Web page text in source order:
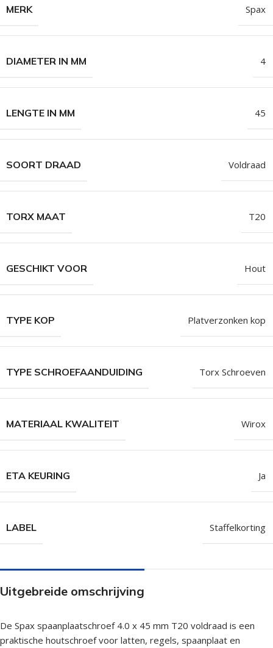
MERK Spax
DIAMETER IN MM 4
LENGTE IN MM 45
SOORT DRAAD Voldraad
TORX MAAT T20
GESCHIKT VOOR Hout
TYPE KOP Platverzonken kop
TYPE SCHROEFAANDUIDING Torx Schroeven
MATERIAAL KWALITEIT Wirox
ETA KEURING Ja
LABEL Staffelkorting
Uitgebreide omschrijving
De Spax spaanplaatschroef 4.0 x 45 mm T20 voldraad is een
praktische houtschroef voor latten, regels, spaanplaat en